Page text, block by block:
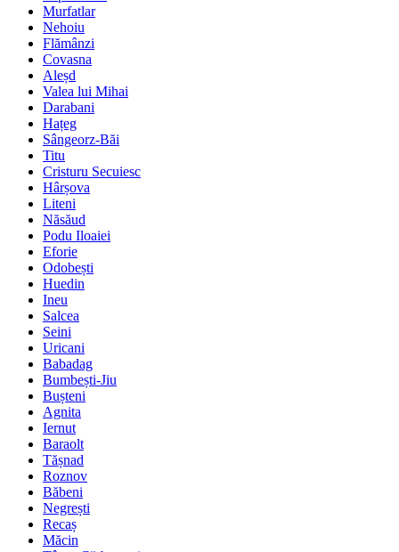
Murfatlar
Nehoiu
Flămânzi
Covasna
Aleșd
Valea lui Mihai
Darabani
Hațeg
Sângeorz-Băi
Titu
Cristuru Secuiesc
Hârșova
Liteni
Năsăud
Podu Iloaiei
Eforie
Odobești
Huedin
Ineu
Salcea
Seini
Uricani
Babadag
Bumbești-Jiu
Bușteni
Agnita
Iernut
Baraolt
Tășnad
Roznov
Băbeni
Negrești
Recaș
Măcin